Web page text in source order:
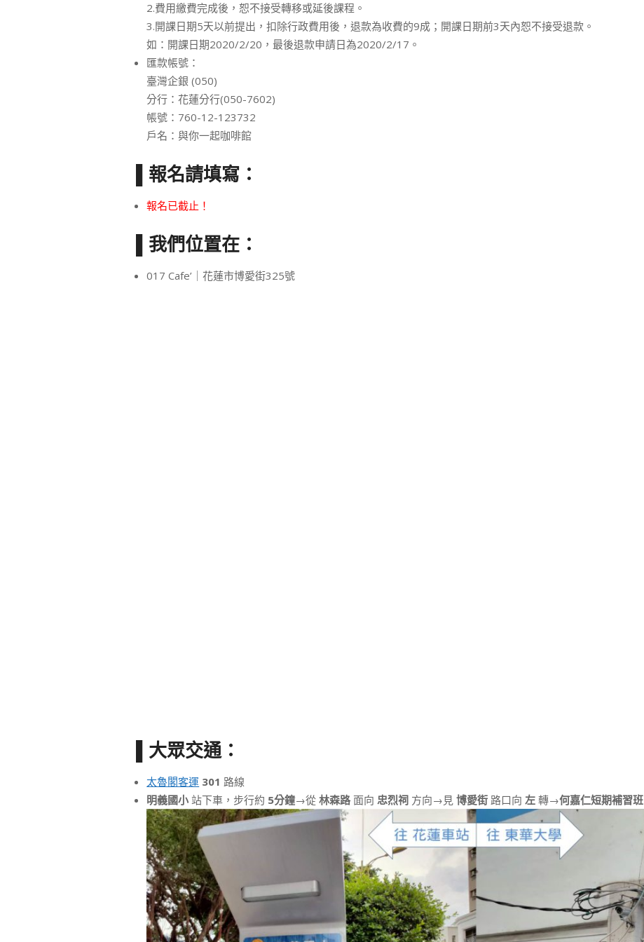
2.費用繳費完成後，恕不接受轉移或延後課程。
3.開課日期5天以前提出，扣除行政費用後，退款為收費的9成；開課日期前3天內恕不接受退款。
如：開課日期2020/2/20，最後退款申請日為2020/2/17。
匯款帳號：
臺灣企銀 (050)
分行：花蓮分行(050-7602)
帳號：760-12-123732
戶名：與你一起咖啡館
▌報名請填寫：
報名已截止！
▌我們位置在：
017 Cafe’｜花蓮市博愛街325號
▌大眾交通：
太魯閣客運 301 路線
明義國小 站下車，步行約 5分鐘→從林森路面向忠烈祠 方向→見博愛街 路口向左 轉→何嘉仁短期補習班